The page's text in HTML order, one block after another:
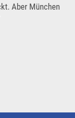
Aber München